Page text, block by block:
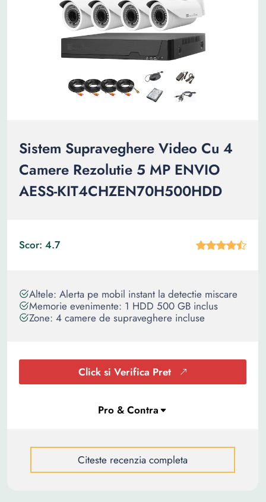
Sistem Supraveghere Video Cu 4
Camere Rezolutie 5 MP ENVIO
AESS-KIT4CHZEN70H500HDD
Scor: 4.7
Altele: Alerta pe mobil instant la detectie miscare
Memorie evenimente: 1 HDD 500 GB inclus
Zone: 4 camere de supraveghere incluse
Click si Verifica Pret
Citeste recenzia completa